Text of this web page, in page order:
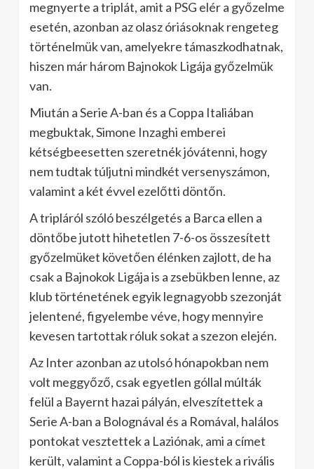
megnyerte a triplát, amit a PSG elér a győzelme
esetén, azonban az olasz óriásoknak rengeteg
történelmük van, amelyekre támaszkodhatnak,
hiszen már három Bajnokok Ligája győzelmük
van.
Miután a Serie A-ban és a Coppa Italiában
megbuktak, Simone Inzaghi emberei
kétségbeesetten szeretnék jóvátenni, hogy
nem tudtak túljutni mindkét versenyszámon,
valamint a két évvel ezelőtti döntőn.
A tripláról szóló beszélgetés a Barca ellen a
döntőbe jutott hihetetlen 7-6-os összesített
győzelmüket követően élénken zajlott, de ha
csak a Bajnokok Ligája is a zsebükben lenne, az
klub történetének egyik legnagyobb szezonját
jelentené, figyelembe véve, hogy mennyire
kevesen tartottak róluk sokat a szezon elején.
Az Inter azonban az utolsó hónapokban nem
volt meggyőző, csak egyetlen góllal múlták
felül a Bayernt hazai pályán, elveszítettek a
Serie A-ban a Bolognával és a Romával, halálos
pontokat vesztettek a Laziónak, ami a címet
került, valamint a Coppa-ból is kiestek a rivális